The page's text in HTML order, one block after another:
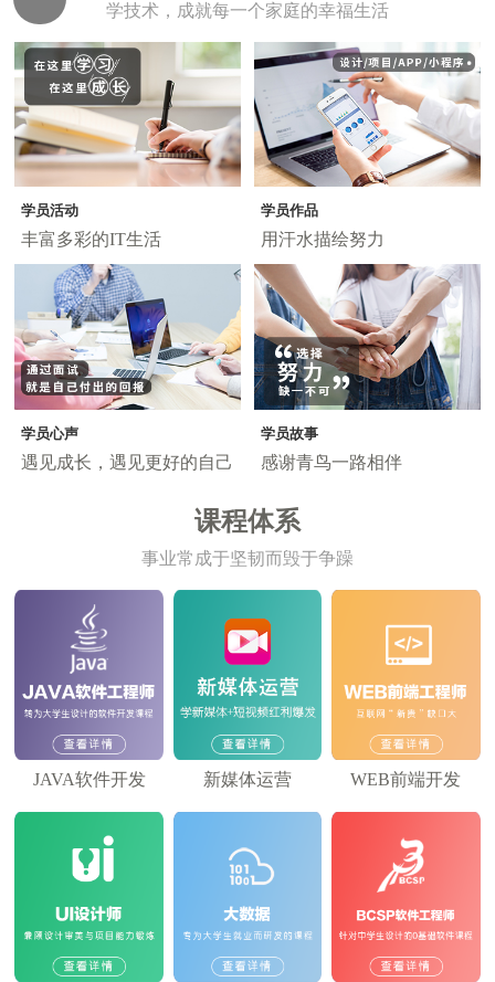
学技术，成就每一个家庭的幸福生活
学员活动
丰富多彩的IT生活
学员作品
用汗水描绘努力
学员心声
遇见成长，遇见更好的自己
学员故事
感谢青鸟一路相伴
课程体系
事业常成于坚韧而毁于争躁
JAVA软件开发 新媒体运营 WEB前端开发